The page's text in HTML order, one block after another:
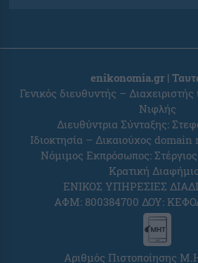
enikonomia.gr |
Γενικός διευθυντής –
Νιφλής
Διευθύντρια Σύνταξης:
Ιδιοκτησία – Δικαιούχος
Νόμιμος Εκπρόσωπος:
Κρατική
ΕΝΙΚΟΣ ΥΠΗΡΕΣΙΕΣ
ΑΦΜ: 800384700 ΔΟΥ:
Αριθμός Πιστοποίησης